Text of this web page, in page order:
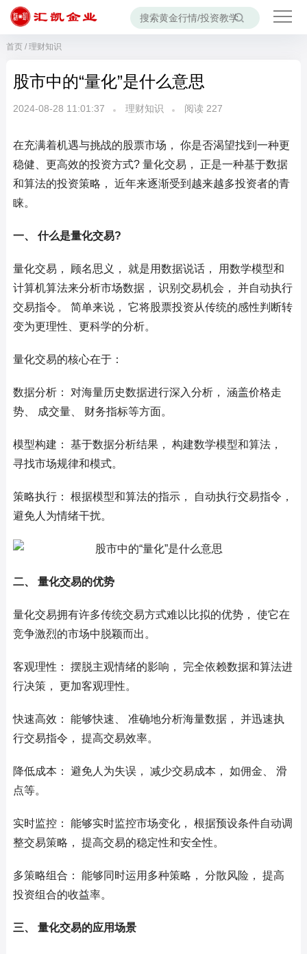
首页/ 理财知识
股市中的“量化”是什么意思
2024-08-28 11:01:37 理财知识 阅读 227
在充满着机遇与挑战的股票市场， 你是否渴望找到一种更
稳健、更高效的投资方式? 量化交易， 正是一种基于数据
和算法的投资策略， 近年来逐渐受到越来越多投资者的青
睐。
一、 什么是量化交易?
量化交易， 顾名思义， 就是用数据说话， 用数学模型和
计算机算法来分析市场数据， 识别交易机会， 并自动执行
交易指令。 简单来说， 它将股票投资从传统的感性判断转
变为更理性、更科学的分析。
量化交易的核心在于：
数据分析： 对海量历史数据进行深入分析， 涵盖价格走
势、 成交量、 财务指标等方面。
模型构建： 基于数据分析结果， 构建数学模型和算法，
寻找市场规律和模式。
策略执行： 根据模型和算法的指示， 自动执行交易指令，
避免人为情绪干扰。
二、 量化交易的优势
量化交易拥有许多传统交易方式难以比拟的优势， 使它在
竞争激烈的市场中脱颖而出。
客观理性： 摆脱主观情绪的影响， 完全依赖数据和算法进
行决策， 更加客观理性。
快速高效： 能够快速、 准确地分析海量数据， 并迅速执
行交易指令， 提高交易效率。
降低成本： 避免人为失误， 减少交易成本， 如佣金、 滑
点等。
实时监控： 能够实时监控市场变化， 根据预设条件自动调
整交易策略， 提高交易的稳定性和安全性。
多策略组合： 能够同时运用多种策略， 分散风险， 提高
投资组合的收益率。
三、 量化交易的应用场景